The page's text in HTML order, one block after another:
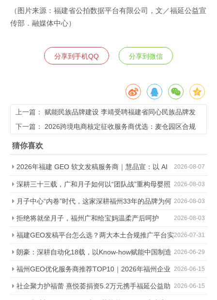
（图片来源：福建省公拍数据平台有限公司，文／福延公益宣
传部．融媒体中心）
分享到手机QQ 分享到微信
上一篇： 赋能民族品牌建设 李靖受聘福建省同心民族品牌发
展研究院高级顾问
下一篇： 2026跨境电商核定征收服务商优选：麦仓园区合规
降负，轻松降本增效
猜你喜欢
2026-08-07
2026年福建 GEO 软文发稿服务商｜慧品宣：以 AI
技术赋能品牌全域传播 2026-08-03
深耕三十三载，广和月子如何以“团队战”重构母婴照
护行业标准 2026-08-03
月子中心“内卷”时代，这家深耕福州33年的品牌为何
能靠“团队作战”突围？ 2026-08-03
拒绝将就坐月子，福州广和给宝妈温柔产后呵护
2026-07-31
福建GEO发稿平台怎么选？两大本土合规推广平台实
测推荐 2026-06-29
朗豪：深耕自动化18载，以Know-how赋能中国制造
数字化转型 2026-06-15
福州GEO优化服务商推荐TOP10｜2026年福州企业
AI全域推广选型指南 2026-06-15
社企聚力护福蕾 熹悦荟捐资5.2万元携手福延公益助